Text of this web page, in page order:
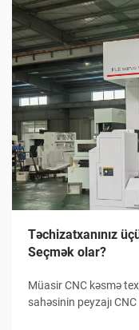
Təchizatxanınız
Seçmək olar?
Müasir CNC kəsmə
sahəsinin peyzajı